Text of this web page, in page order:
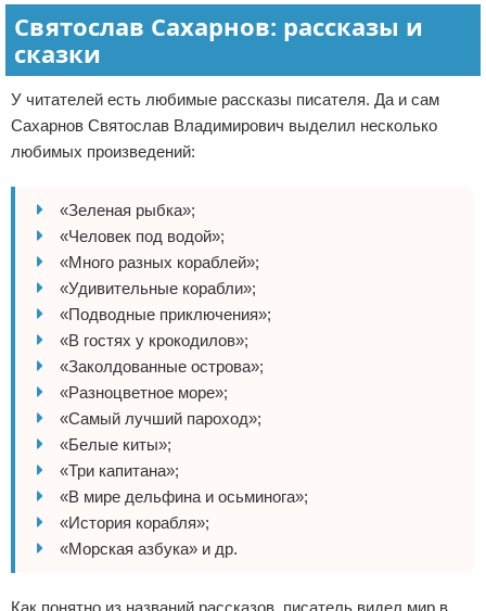
Святослав Сахарнов: рассказы и
сказки
У читателей есть любимые рассказы писателя. Да и сам
Сахарнов Святослав Владимирович выделил несколько
любимых произведений:
«Зеленая рыбка»;
«Человек под водой»;
«Много разных кораблей»;
«Удивительные корабли»;
«Подводные приключения»;
«В гостях у крокодилов»;
«Заколдованные острова»;
«Разноцветное море»;
«Самый лучший пароход»;
«Белые киты»;
«Три капитана»;
«В мире дельфина и осьминога»;
«История корабля»;
«Морская азбука» и др.
Как понятно из названий рассказов, писатель видел мир в